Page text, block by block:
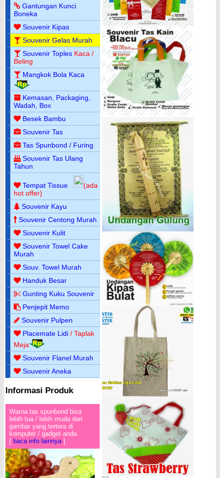
Gantungan Kunci
Boneka
Souvenir Kipas
Souvenir Gelas Murah
Souvenir Toples Kaca /
Beling
Mangkok Bola Kaca
Kemasan, Packaging,
Wadah, Box
Besek Bambu
Souvenir Tas
Tas Spunbond / Furing
Souvenir Tas Ulang
Tahun
Tempat Tissue
(ada
hot offer)
Souvenir Kayu
Souvenir Centong Murah
Souvenir Kulit
Souvenir Towel Cake
Murah
Souv. Towel Murah
Handuk Besar
Gunting Kuku Souvenir
Penjepit Memo
Souvenir Pulpen
Placemate Lidi / Taplak
Meja
Souvenir Flanel Murah
Souvenir Aneka
Informasi Produk
Warna tas spunbond bisa
lebih tua / lebih muda dari
gambar yang tertera di
komputer / gadget anda.
[ baca info lainnya]